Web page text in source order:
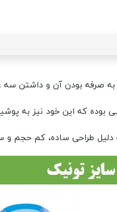
طراحی ساده، کم حجم و